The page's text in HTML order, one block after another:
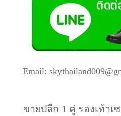
Email:
ขายปลีก 1 คู่ รองเท้า